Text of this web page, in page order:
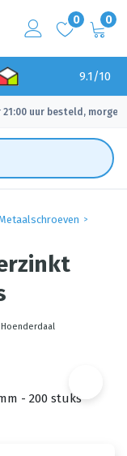
0 0
9.1/10
21:00 uur besteld, morgen
Hoenderdaal